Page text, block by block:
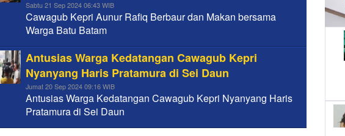
Sabtu 21 Sep 2024 06:43 WIB
Cawagub Kepri Aunur Rafiq Berbaur dan Makan bersama
Warga Batu Batam
Antusias Warga Kedatangan Cawagub Kepri
Nyanyang Haris Pratamura di Sei Daun
Jumat 20 Sep 2024 09:16 WIB
Antusias Warga Kedatangan Cawagub Kepri Nyanyang Haris
Pratamura di Sei Daun